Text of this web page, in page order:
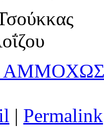
| Permalink